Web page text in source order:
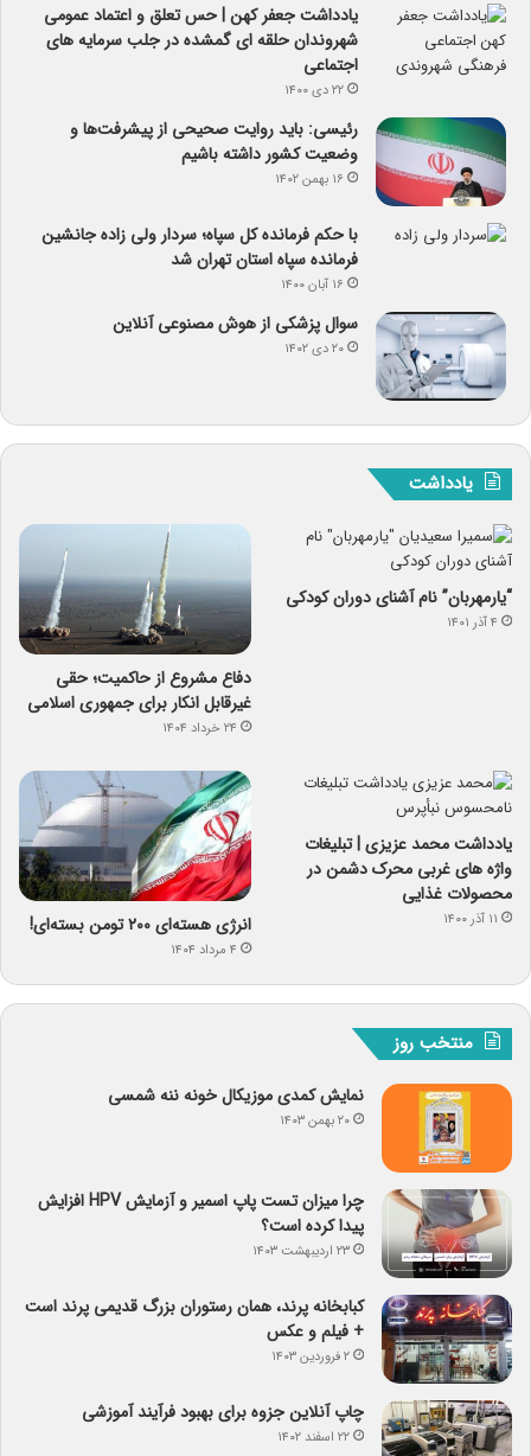
یادداشت جعفر کهن | حس تعلق و اعتماد عمومی
شهروندان حلقه ای گمشده در جلب سرمایه های
اجتماعی
۲۲ دی ۱۴۰۰
رئیسی: باید روایت صحیحی از پیشرفت‌ها و
وضعیت کشور داشته باشیم
۱۶ بهمن ۱۴۰۲
با حکم فرمانده کل سپاه؛ سردار ولی زاده جانشین
فرمانده سپاه استان تهران شد
۱۶ آبان ۱۴۰۰
سوال پزشکی از هوش مصنوعی آنلاین
۲۰ دی ۱۴۰۲
یادداشت
“یارمهربان” نام آشنای دوران کودکی
۴ آذر ۱۴۰۱
دفاع مشروع از حاکمیت؛ حقی
غیرقابل انکار برای جمهوری اسلامی
۲۴ خرداد ۱۴۰۴
یادداشت محمد عزیزی | تبلیغات
واژه های غربی محرک دشمن در
محصولات غذایی
۱۱ آذر ۱۴۰۰ انرژی هسته‌ای ۲۰۰ تومن بسته‌ای!
۴ مرداد ۱۴۰۴
منتخب روز
نمایش کمدی موزیکال خونه ننه شمسی
۲۰ بهمن ۱۴۰۳
چرا میزان تست پاپ اسمیر و آزمایش HPV افزایش
پیدا کرده است؟
۲۳ اردیبهشت ۱۴۰۳
کبابخانه پرند، همان رستوران بزرگ قدیمی پرند است
+ فیلم و عکس
۲ فروردین ۱۴۰۳
چاپ آنلاین جزوه برای بهبود فرآیند آموزشی
۲۲ اسفند ۱۴۰۲